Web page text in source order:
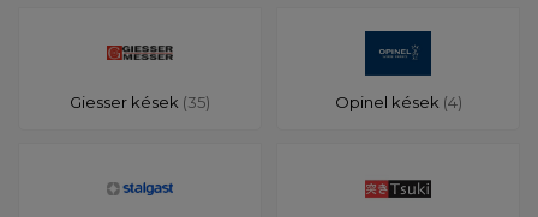
Giesser kések (35) Opinel kések (4)